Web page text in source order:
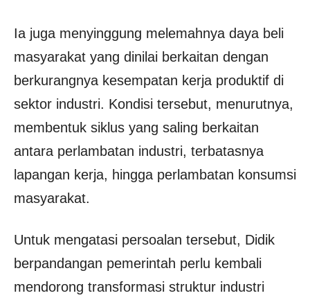
Ia juga menyinggung melemahnya daya beli
masyarakat yang dinilai berkaitan dengan
berkurangnya kesempatan kerja produktif di
sektor industri. Kondisi tersebut, menurutnya,
membentuk siklus yang saling berkaitan
antara perlambatan industri, terbatasnya
lapangan kerja, hingga perlambatan konsumsi
masyarakat.
Untuk mengatasi persoalan tersebut, Didik
berpandangan pemerintah perlu kembali
mendorong transformasi struktur industri